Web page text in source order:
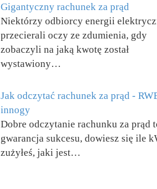
Gigantyczny rachunek za prąd
Niektórzy odbiorcy energii
przecierali oczy ze zdumienia, gdy
zobaczyli na jaką kwotę został
wystawiony…
Jak odczytać rachunek za prąd -
innogy
Dobre odczytanie rachunku za prąd
gwarancja sukcesu, dowiesz się ile
zużyłeś, jaki jest…